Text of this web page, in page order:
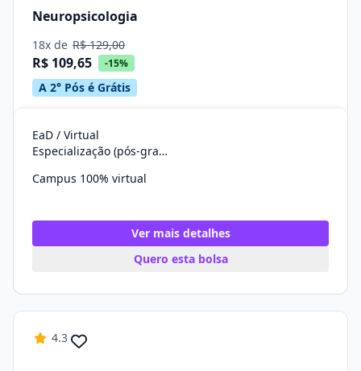
Neuropsicologia
18x de R$ 129,00
R$ 109,65 -15%
A 2° Pós é Grátis
EaD / Virtual
Especialização (pós-graduação)
Campus 100% virtual
Ver mais detalhes
Quero esta bolsa
4.3